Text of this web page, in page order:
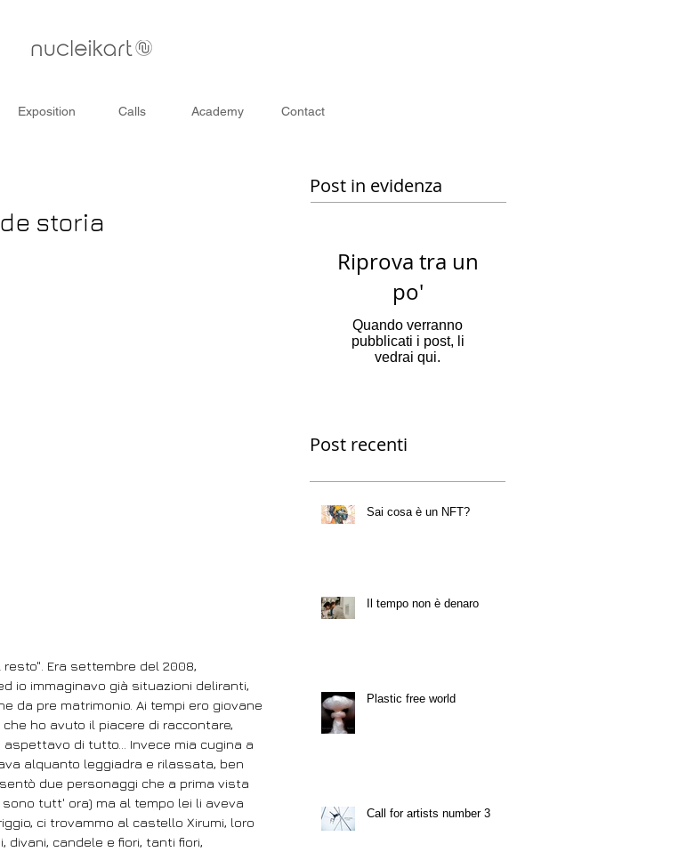
Exposition Calls Academy Contact
storia
Era settembre del 2008,
io immaginavo già situazioni deliranti,
da pre matrimonio. Ai tempi ero giovane
ho avuto il piacere di raccontare,
di tutto... Invece mia cugina a
alquanto leggiadra e rilassata, ben
due personaggi che a prima vista
tutt' ora) ma al tempo lei li aveva
ci trovammo al castello Xirumi, loro
divani, candele e fiori, tanti fiori,
Post in evidenza
Riprova tra un
po'
Quando verranno
pubblicati i post, li
vedrai qui.
Post recenti
Sai cosa è un NFT?
Il tempo non è denaro
Plastic free world
Call for artists number 3